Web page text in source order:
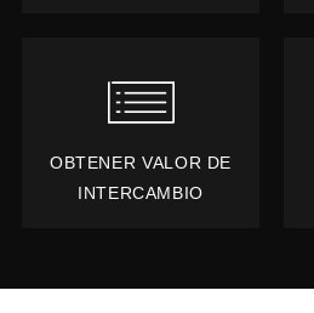
OBTENER VALOR DE
INTERCAMBIO